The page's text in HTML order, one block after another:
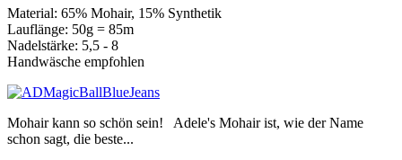
Material: 65% Mohair, 15% Synthetik
Lauflänge: 50g = 85m
Nadelstärke: 5,5 - 8
Handwäsche empfohlen
Mohair kann so schön sein! Adele's Mohair ist, wie der Name
schon sagt, die beste...